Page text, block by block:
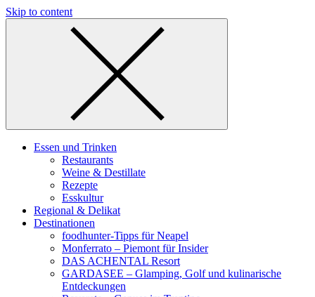
Skip to content
Essen und Trinken
Restaurants
Weine & Destillate
Rezepte
Esskultur
Regional & Delikat
Destinationen
foodhunter-Tipps für Neapel
Monferrato – Piemont für Insider
DAS ACHENTAL Resort
GARDASEE – Glamping, Golf und kulinarische
Entdeckungen